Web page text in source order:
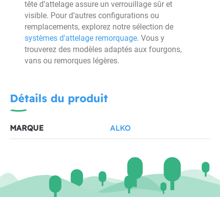
tête d’attelage assure un verrouillage sûr et
visible. Pour d’autres configurations ou
remplacements, explorez notre sélection de
systèmes d'attelage remorquage. Vous y
trouverez des modèles adaptés aux fourgons,
vans ou remorques légères.
Détails du produit
MARQUE ALKO